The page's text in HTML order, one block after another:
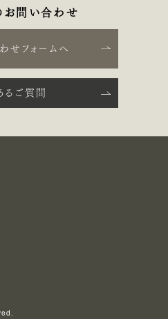
お問い合わせ
せフォームへ
るご質問